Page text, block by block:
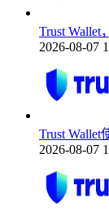
Trust Wallet
2026-08-07
Trust
2026-08-07